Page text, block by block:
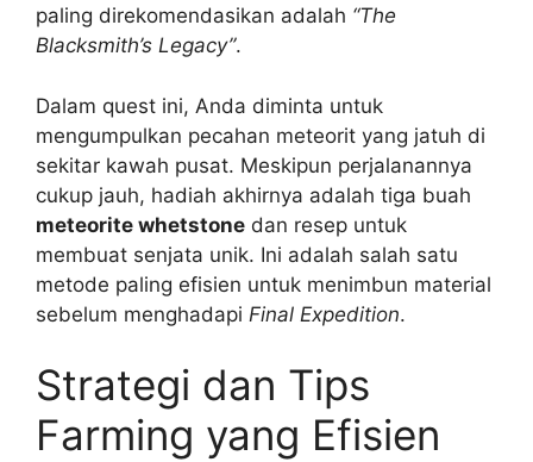
paling direkomendasikan adalah “The
Blacksmith’s Legacy”.
Dalam quest ini, Anda diminta untuk
mengumpulkan pecahan meteorit yang jatuh di
sekitar kawah pusat. Meskipun perjalanannya
cukup jauh, hadiah akhirnya adalah tiga buah
meteorite whetstone dan resep untuk
membuat senjata unik. Ini adalah salah satu
metode paling efisien untuk menimbun material
sebelum menghadapi Final Expedition.
Strategi dan Tips
Farming yang Efisien